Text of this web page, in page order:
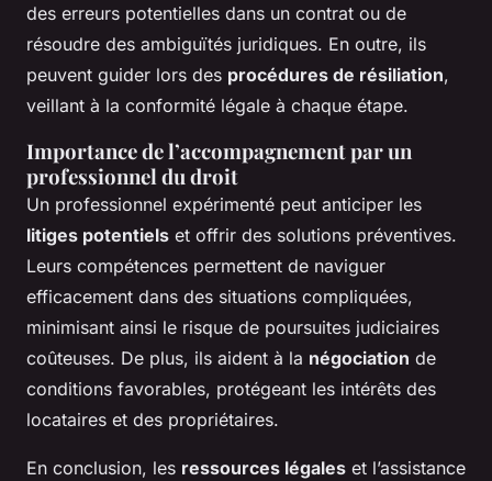
des erreurs potentielles dans un contrat ou de
résoudre des ambiguïtés juridiques. En outre, ils
peuvent guider lors des procédures de résiliation,
veillant à la conformité légale à chaque étape.
Importance de l’accompagnement par un
professionnel du droit
Un professionnel expérimenté peut anticiper les
litiges potentiels et offrir des solutions préventives.
Leurs compétences permettent de naviguer
efficacement dans des situations compliquées,
minimisant ainsi le risque de poursuites judiciaires
coûteuses. De plus, ils aident à la négociation de
conditions favorables, protégeant les intérêts des
locataires et des propriétaires.
En conclusion, les ressources légales et l’assistance